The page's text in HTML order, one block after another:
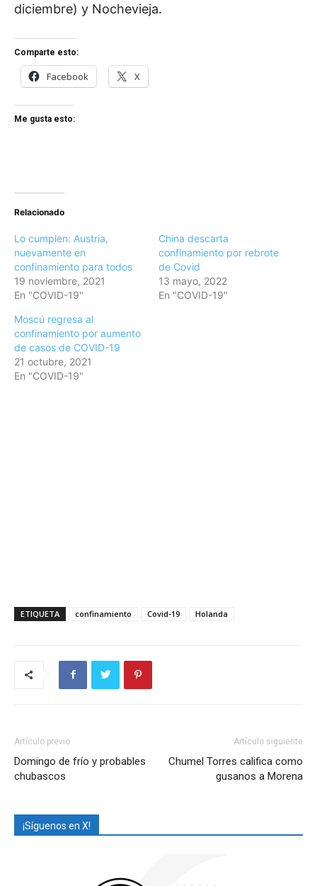
diciembre) y Nochevieja.
Comparte esto:
Facebook X
Me gusta esto:
Relacionado
Lo cumplen: Austria,
nuevamente en
confinamiento para todos
19 noviembre, 2021
En "COVID-19"
China descarta
confinamiento por rebrote
de Covid
13 mayo, 2022
En "COVID-19"
Moscú regresa al
confinamiento por aumento
de casos de COVID-19
21 octubre, 2021
En "COVID-19"
ETIQUETA confinamiento Covid-19 Holanda
Artículo previo
Domingo de frío y probables
chubascos
Artículo siguiente
Chumel Torres califica como
gusanos a Morena
¡Síguenos en X!